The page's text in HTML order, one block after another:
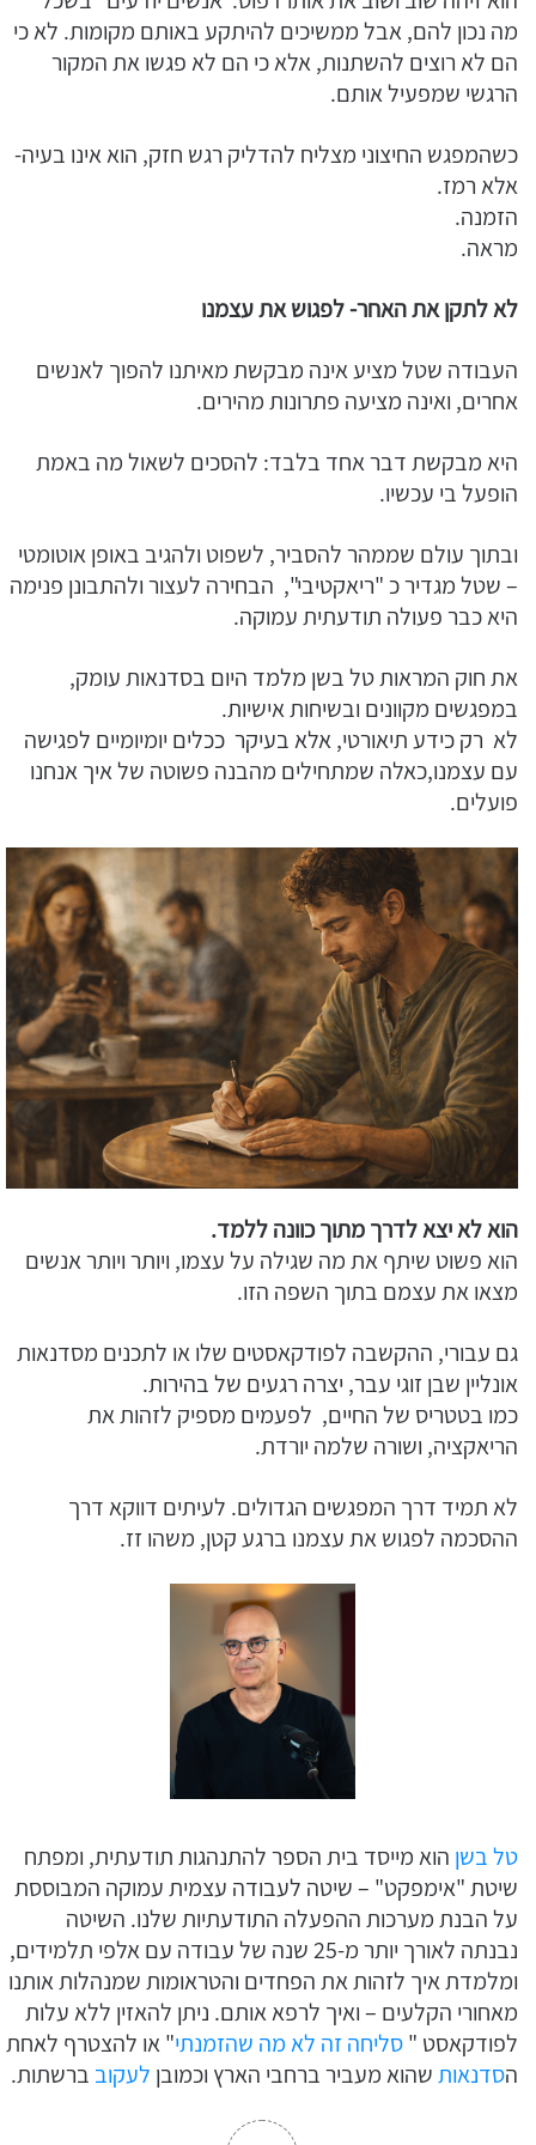
מה נכון להם, אבל ממשיכים להיתקע באותם מקומות. לא כי
הם לא רוצים להשתנות, אלא כי הם לא פגשו את המקור
הרגשי שמפעיל אותם.
כשהמפגש החיצוני מצליח להדליק רגש חזק, הוא אינו בעיה-
אלא רמז.
הזמנה.
מראה.
לא לתקן את האחר- לפגוש את עצמנו
העבודה שטל מציע אינה מבקשת מאיתנו להפוך לאנשים
אחרים, ואינה מציעה פתרונות מהירים.
היא מבקשת דבר אחד בלבד: להסכים לשאול מה באמת
הופעל בי עכשיו.
ובתוך עולם שממהר להסביר, לשפוט ולהגיב באופן אוטומטי
– שטל מגדיר כ "ריאקטיבי", הבחירה לעצור ולהתבונן פנימה
היא כבר פעולה תודעתית עמוקה.
את חוק המראות טל בשן מלמד היום בסדנאות עומק,
במפגשים מקוונים ובשיחות אישיות.
לא רק כידע תיאורטי, אלא בעיקר ככלים יומיומיים לפגישה
עם עצמנו,כאלה שמתחילים מהבנה פשוטה של איך אנחנו
פועלים.
הוא לא יצא לדרך מתוך כוונה ללמד.
הוא פשוט שיתף את מה שגילה על עצמו, ויותר ויותר אנשים
מצאו את עצמם בתוך השפה הזו.
גם עבורי, ההקשבה לפודקאסטים שלו או לתכנים מסדנאות
אונליין שבן זוגי עבר, יצרה רגעים של בהירות.
כמו בטטריס של החיים, לפעמים מספיק לזהות את
הריאקציה, ושורה שלמה יורדת.
לא תמיד דרך המפגשים הגדולים. לעיתים דווקא דרך
ההסכמה לפגוש את עצמנו ברגע קטן, משהו זז.
טל בשן הוא מייסד בית הספר להתנהגות תודעתית, ומפתח
שיטת "אימפקט" – שיטה לעבודה עצמית עמוקה המבוססת
על הבנת מערכות ההפעלה התודעתיות שלנו. השיטה
נבנתה לאורך יותר מ-25 שנה של עבודה עם אלפי תלמידים,
ומלמדת איך לזהות את הפחדים והטראומות שמנהלות אותנו
מאחורי הקלעים – ואיך לרפא אותם. ניתן להאזין ללא עלות
לפודקאסט "סליחה זה לא מה שהזמנתי" או להצטרף לאחת
הסדנאותשהוא מעביר ברחבי הארץ וכמובן לעקוב ברשתות.